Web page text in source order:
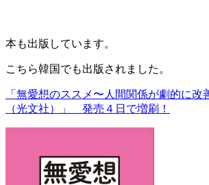
本も出版しています。
こちら韓国でも出版されました。
「無愛想のススメ〜人間関係が劇的に改
（光文社）」 発売４日で増刷！